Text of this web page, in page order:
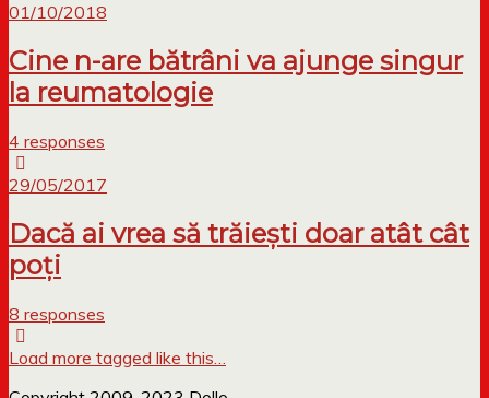
01/10/2018
Cine n-are bătrâni va ajunge singur
la reumatologie
4 responses
29/05/2017
Dacă ai vrea să trăiești doar atât cât
poți
8 responses
Load more tagged like this…